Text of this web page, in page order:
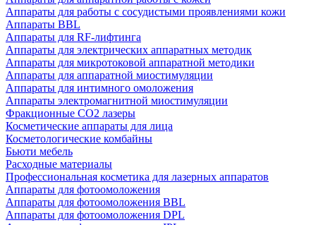
Аппараты для работы с сосудистыми проявлениями кожи
Аппараты BBL
Аппараты для RF-лифтинга
Аппараты для электрических аппаратных методик
Аппараты для микротоковой аппаратной методики
Аппараты для аппаратной миостимуляции
Аппараты для интимного омоложения
Аппараты электромагнитной миостимуляции
Фракционные CO2 лазеры
Косметические аппараты для лица
Косметологические комбайны
Бьюти мебель
Расходные материалы
Профессиональная косметика для лазерных аппаратов
Аппараты для фотоомоложения
Аппараты для фотоомоложения BBL
Аппараты для фотоомоложения DPL